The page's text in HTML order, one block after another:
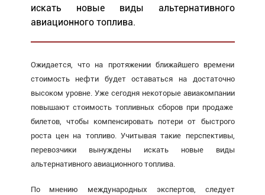
искать новые виды альтернативного
авиационного топлива.
Ожидается, что на протяжении ближайшего времени
стоимость нефти будет оставаться на достаточно
высоком уровне. Уже сегодня некоторые авиакомпании
повышают стоимость топливных сборов при продаже
билетов, чтобы компенсировать потери от быстрого
роста цен на топливо. Учитывая такие перспективы,
перевозчики вынуждены искать новые виды
альтернативного авиационного топлива.
По мнению международных экспертов, следует